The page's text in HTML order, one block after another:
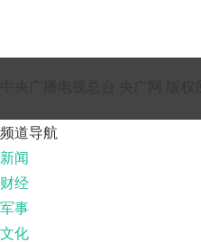
频道导航
新闻
财经
军事
文化